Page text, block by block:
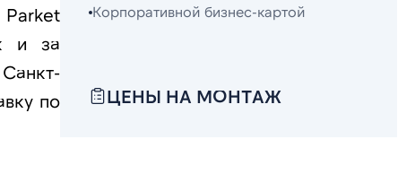
и за
по
Корпоративной бизнес-картой
ЦЕНЫ НА МОНТАЖ